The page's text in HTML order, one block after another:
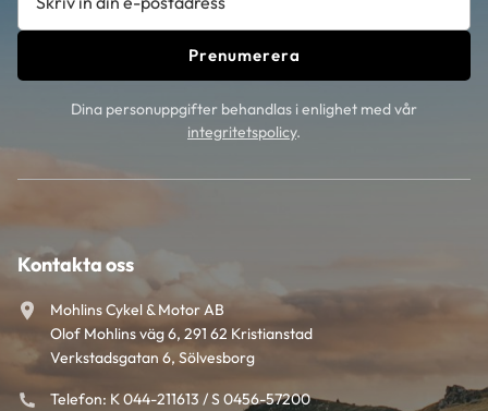
Prenumerera
Dina personuppgifter behandlas i enlighet med vår
integritetspolicy.
Kontakta oss
Mohlins Cykel & Motor AB
Olof Mohlins väg 6, 291 62 Kristianstad
Verkstadsgatan 6, Sölvesborg
Telefon: K 044-211613 / S 0456-57200